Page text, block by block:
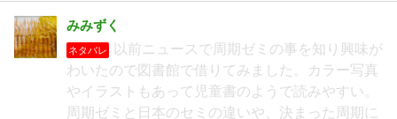
みみずく
ネタバレ
以前ニュースで周期ゼミの事を知り興味が
わいたので図書館で借りてみました。カラー写真
やイラストもあって児童書のようで読みやすい。
周期ゼミと日本のセミの違いや、決まった周期に